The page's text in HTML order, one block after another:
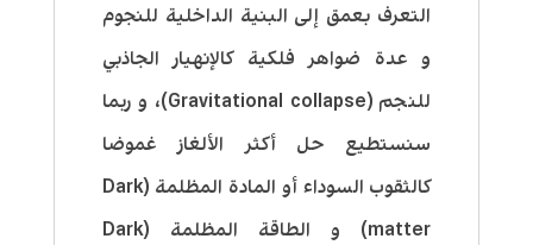
التعرف بعمق إلى البنية الداخلية للنجوم
و عدة ضواهر فلكية كالإنهيار الجاذبي
للنجم (Gravitational collapse)، و ربما
سنستطيع حل أكثر الألغاز غموضا
كالثقوب السوداء أو المادة المظلمة (Dark
matter) و الطاقة المظلمة (Dark